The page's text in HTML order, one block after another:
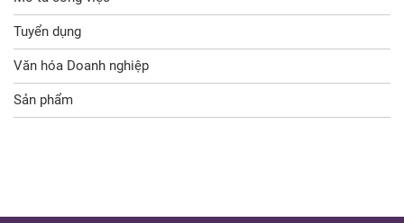
Tuyển dụng
Văn hóa Doanh nghiệp
Sản phẩm